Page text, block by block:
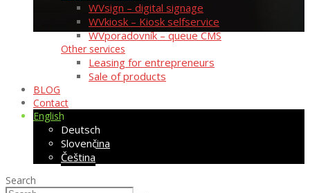
WVsign – digital signage
WVkiosk – Kiosk selfservice
WVporadovník – queue CMS
Other services
Leasing for entrepreneurs
Sale of products
BLOG
Contact
English
Deutsch
Slovenčina
Čeština
Search